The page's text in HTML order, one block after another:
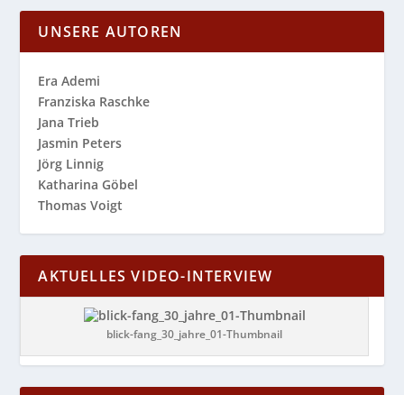
UNSERE AUTOREN
Era Ademi
Franziska Raschke
Jana Trieb
Jasmin Peters
Jörg Linnig
Katharina Göbel
Thomas Voigt
AKTUELLES VIDEO-INTERVIEW
blick-fang_30_jahre_01-Thumbnail